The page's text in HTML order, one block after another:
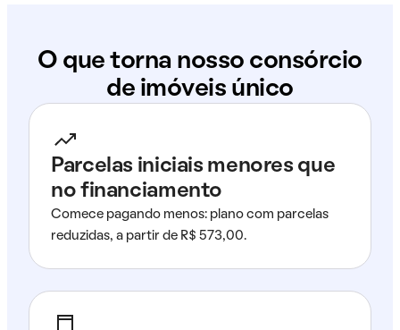
O que torna nosso consórcio
de imóveis único
Parcelas iniciais menores que
no financiamento
Comece pagando menos: plano com parcelas
reduzidas, a partir de R$ 573,00.